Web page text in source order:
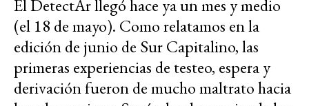
El DetectAr llegó hace ya un mes y medio
(el 18 de mayo). Como relatamos en la
edición de junio de Sur Capitalino, las
primeras experiencias de testeo, espera y
derivación fueron de mucho maltrato hacia